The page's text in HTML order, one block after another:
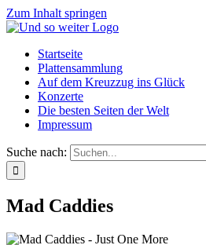
Zum Inhalt springen
Startseite
Plattensammlung
Auf dem Kreuzzug ins Glück
Konzerte
Die besten Seiten der Welt
Impressum
Suche nach:
Mad Caddies